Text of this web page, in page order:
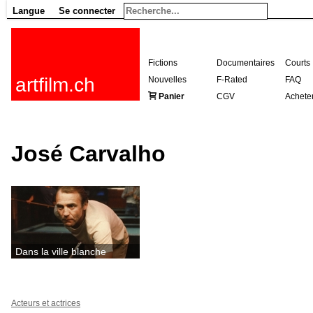
Langue Se connecter
artfilm.ch
Fictions Documentaires Courts
Nouvelles
F-Rated FAQ
Panier
CGV
José Carvalho
Dans la ville blanche
Acteurs et actrices